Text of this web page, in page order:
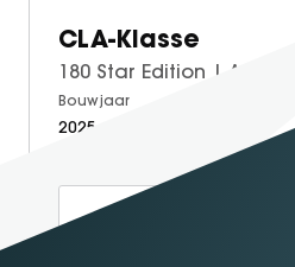
CLA-Klasse
Bouwjaar
2025